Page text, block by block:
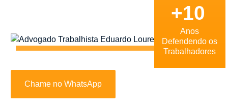
Chame no WhatsApp
+10
Anos
Defendendo os
Trabalhadores